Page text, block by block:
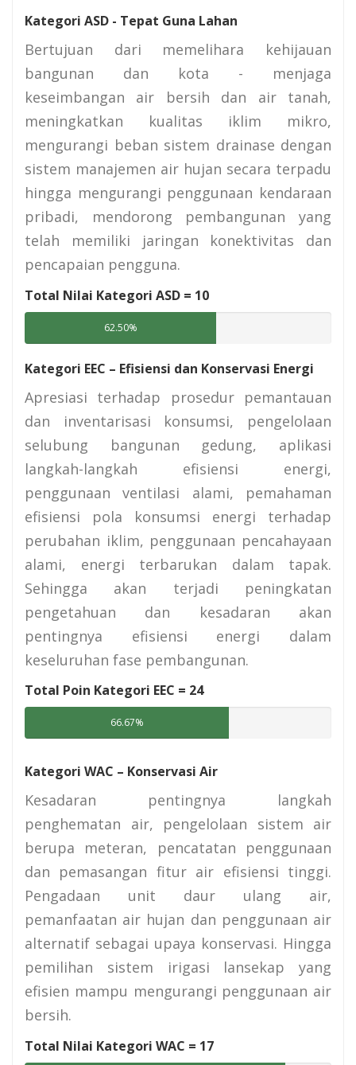
Kategori ASD - Tepat Guna Lahan
Bertujuan dari memelihara kehijauan
bangunan dan kota - menjaga
keseimbangan air bersih dan air tanah,
meningkatkan kualitas iklim mikro,
mengurangi beban sistem drainase dengan
sistem manajemen air hujan secara terpadu
hingga mengurangi penggunaan kendaraan
pribadi, mendorong pembangunan yang
telah memiliki jaringan konektivitas dan
pencapaian pengguna.
Total Nilai Kategori ASD = 10
62.50%
Kategori EEC – Efisiensi dan Konservasi Energi
Apresiasi terhadap prosedur pemantauan
dan inventarisasi konsumsi, pengelolaan
selubung bangunan gedung, aplikasi
langkah-langkah efisiensi energi,
penggunaan ventilasi alami, pemahaman
efisiensi pola konsumsi energi terhadap
perubahan iklim, penggunaan pencahayaan
alami, energi terbarukan dalam tapak.
Sehingga akan terjadi peningkatan
pengetahuan dan kesadaran akan
pentingnya efisiensi energi dalam
keseluruhan fase pembangunan.
Total Poin Kategori EEC = 24
66.67%
Kategori WAC – Konservasi Air
Kesadaran pentingnya langkah
penghematan air, pengelolaan sistem air
berupa meteran, pencatatan penggunaan
dan pemasangan fitur air efisiensi tinggi.
Pengadaan unit daur ulang air,
pemanfaatan air hujan dan penggunaan air
alternatif sebagai upaya konservasi. Hingga
pemilihan sistem irigasi lansekap yang
efisien mampu mengurangi penggunaan air
bersih.
Total Nilai Kategori WAC = 17